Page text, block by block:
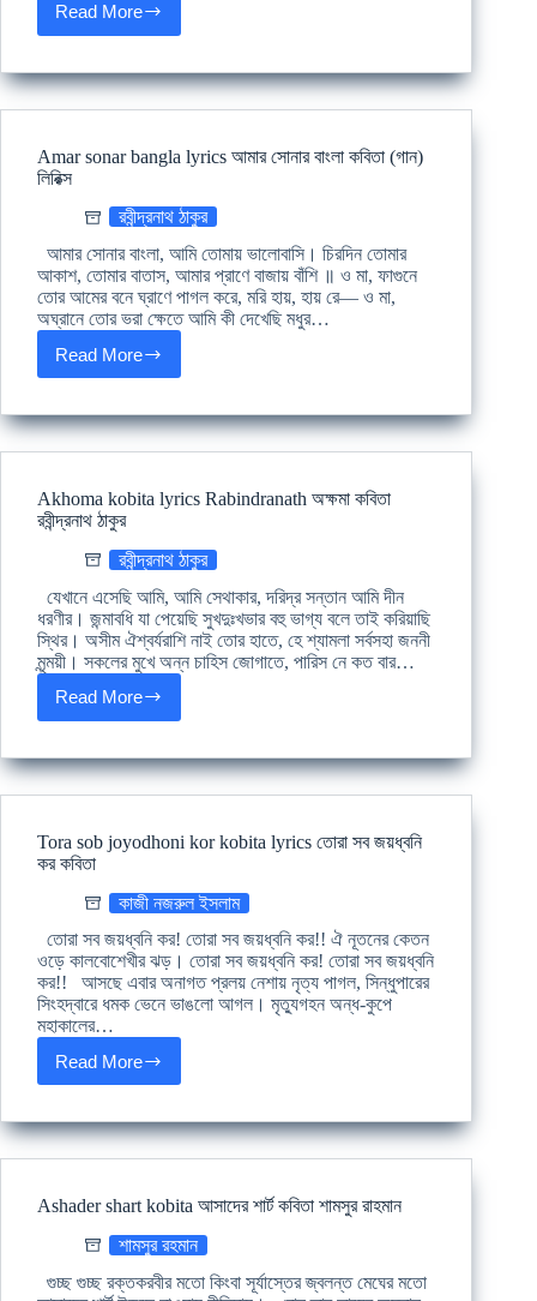
Read More
Chol
chol
kobita
চল্
কাজী
নজরুল
ইসলাম
Amar sonar bangla lyrics আমার সোনার বাংলা কবিতা (গান)
লিরিক্স
রবীন্দ্রনাথ ঠাকুর
আমার সোনার বাংলা, আমি তোমায় ভালোবাসি। চিরদিন তোমার
আকাশ, তোমার বাতাস, আমার প্রাণে বাজায় বাঁশি ॥ ও মা, ফাগুনে
তোর আমের বনে ঘ্রাণে পাগল করে, মরি হায়, হায় রে— ও মা,
অঘ্রানে তোর ভরা ক্ষেতে আমি কী দেখেছি মধুর…
Read More
Amar
sonar
lyrics
বাংলা
কবিতা
(গান)
লিরিক্স
Akhoma kobita lyrics Rabindranath অক্ষমা কবিতা
রবীন্দ্রনাথ ঠাকুর
রবীন্দ্রনাথ ঠাকুর
যেখানে এসেছি আমি, আমি সেথাকার, দরিদ্র সন্তান আমি দীন
ধরণীর। জন্মাবধি যা পেয়েছি সুখদুঃখভার বহু ভাগ্য বলে তাই করিয়াছি
স্থির। অসীম ঐশ্বর্যরাশি নাই তোর হাতে, হে শ্যামলা সর্বসহা জননী
মৃন্ময়ী। সকলের মুখে অন্ন চাহিস জোগাতে, পারিস নে কত বার…
Read More
Akhoma
kobita
Rabindranath
ঠাকুর
Tora sob joyodhoni kor kobita lyrics তোরা সব জয়ধ্বনি
কর কবিতা
কাজী নজরুল ইসলাম
তোরা সব জয়ধ্বনি কর! তোরা সব জয়ধ্বনি কর!! ঐ নূতনের কেতন
ওড়ে কালবোশেখীর ঝড়। তোরা সব জয়ধ্বনি কর! তোরা সব জয়ধ্বনি
কর!! আসছে এবার অনাগত প্রলয় নেশায় নৃত্য পাগল, সিন্ধুপারের
সিংহদ্বারে ধমক ভেনে ভাঙলো আগল। মৃত্যুগহন অন্ধ-কুপে
মহাকালের…
Read More
Tora
sob
kor
সব
জয়ধ্বনি
কর
কবিতা
Ashader shart kobita আসাদের শার্ট কবিতা শামসুর রাহমান
শামসুর রহমান
গুচ্ছ গুচ্ছ রক্তকরবীর মতো কিংবা সূর্যাস্তের জ্বলন্ত মেঘের মতো